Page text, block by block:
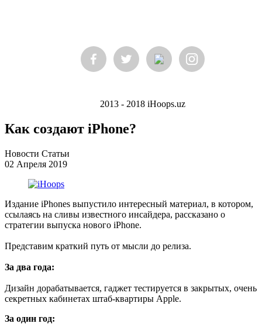
2013 - 2018 iHoops.uz
Как создают iPhone?
Новости Статьи
02 Апреля 2019
Издание iPhones выпустило интересный материал, в котором,
ссылаясь на сливы известного инсайдера, рассказано о
стратегии выпуска нового iPhone.
Представим краткий путь от мысли до релиза.
За два года:
Дизайн дорабатывается, гаджет тестируется в закрытых, очень
секретных кабинетах штаб-квартиры Apple.
За один год: